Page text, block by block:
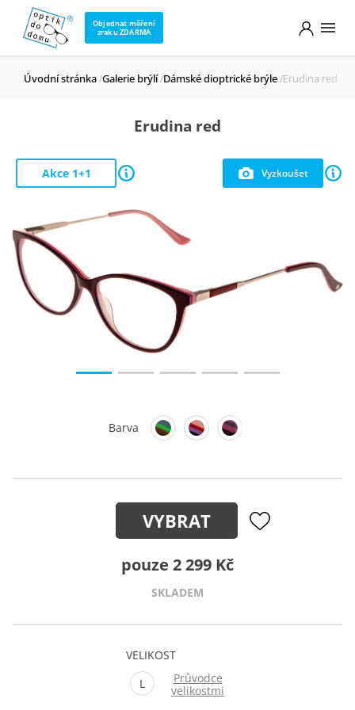
Objednat měření
zraku ZDARMA
Úvodní stránka Galerie brýlí Dámské dioptrické brýle Erudina red
Erudina red
Vyzkoušet
Akce 1+1
Barva
VYBRAT
pouze 2 299 Kč
SKLADEM
VELIKOST
L
Průvodce
velikostmi